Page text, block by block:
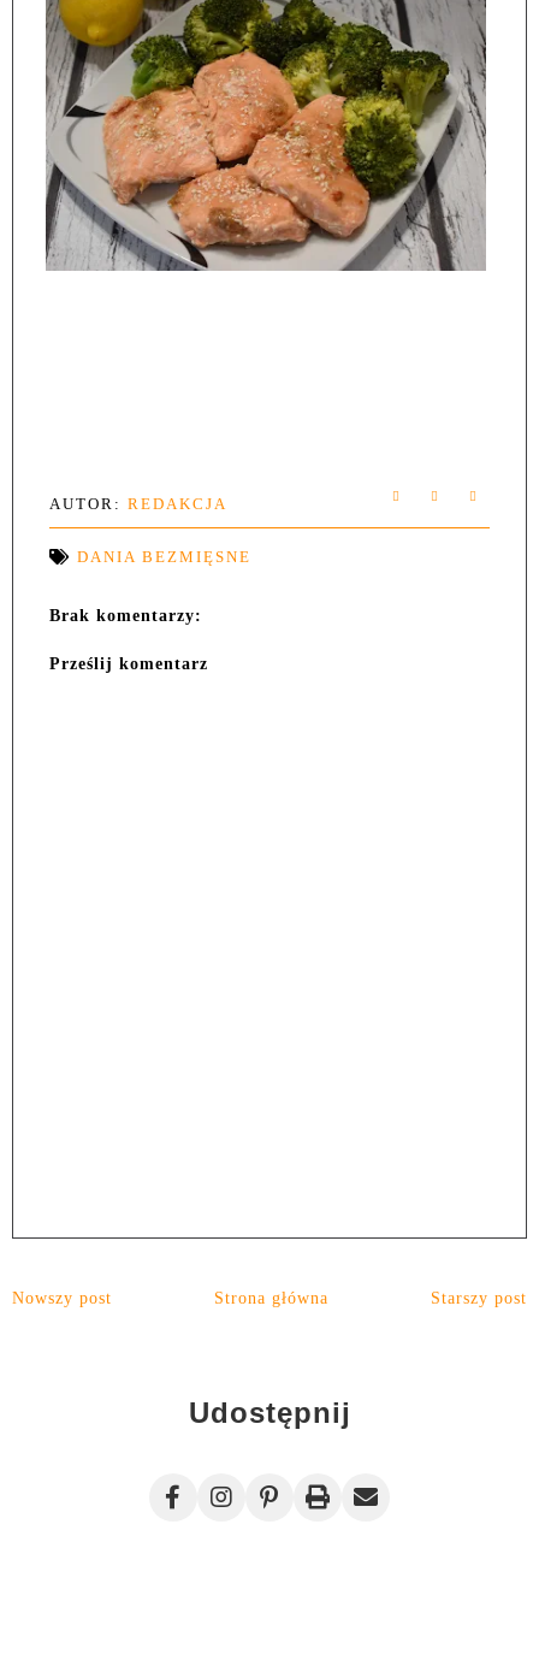
AUTOR: REDAKCJA
DANIA BEZMIĘSNE
Brak komentarzy:
Prześlij komentarz
Nowszy post Starszy post
Strona główna
Udostępnij